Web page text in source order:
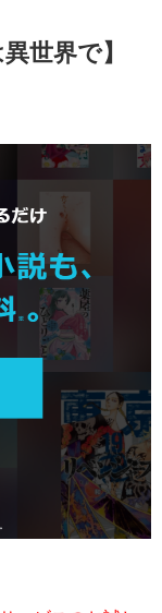
世界で】